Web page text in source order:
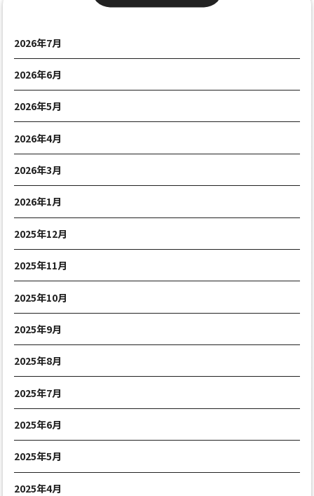
2026年7月
2026年6月
2026年5月
2026年4月
2026年3月
2026年1月
2025年12月
2025年11月
2025年10月
2025年9月
2025年8月
2025年7月
2025年6月
2025年5月
2025年4月